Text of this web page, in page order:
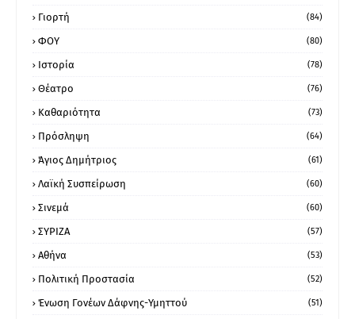
Γιορτή (84)
ΦΟΥ (80)
Ιστορία (78)
Θέατρο (76)
Καθαριότητα (73)
Πρόσληψη (64)
Άγιος Δημήτριος (61)
Λαϊκή Συσπείρωση (60)
Σινεμά (60)
ΣΥΡΙΖΑ (57)
Αθήνα (53)
Πολιτική Προστασία (52)
Ένωση Γονέων Δάφνης-Υμηττού (51)